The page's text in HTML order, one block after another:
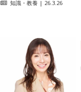
知識・教養 | 26.3.26